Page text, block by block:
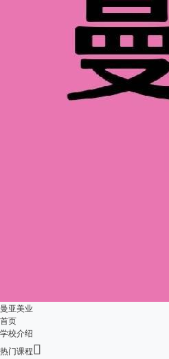
曼亚美业
首页
学校介绍
热门课程